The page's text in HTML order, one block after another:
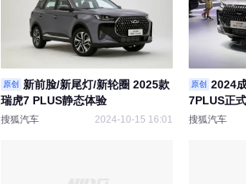
原创
新前脸/新尾灯/新轮圈 2025款
瑞虎7 PLUS静态体验
搜狐汽车 2024-10-15 16:01
原创
2024
7PLUS正
搜狐汽车